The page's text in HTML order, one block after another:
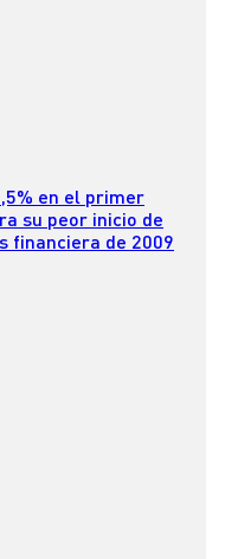
en el primer
su peor inicio de
financiera de 2009